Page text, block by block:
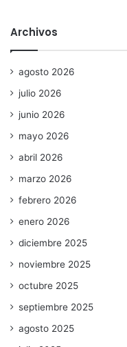
Archivos
agosto 2026
julio 2026
junio 2026
mayo 2026
abril 2026
marzo 2026
febrero 2026
enero 2026
diciembre 2025
noviembre 2025
octubre 2025
septiembre 2025
agosto 2025